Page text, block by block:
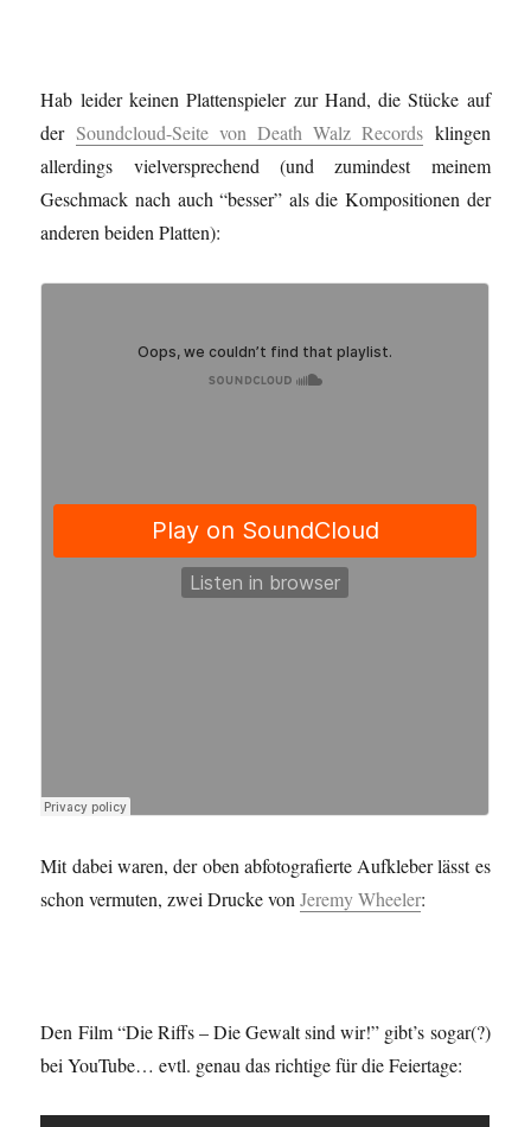
Hab leider keinen Plattenspieler zur Hand, die Stücke auf
der Soundcloud-Seite von Death Walz Records klingen
allerdings vielversprechend (und zumindest meinem
Geschmack nach auch “besser” als die Kompositionen der
anderen beiden Platten):
Mit dabei waren, der oben abfotografierte Aufkleber lässt es
schon vermuten, zwei Drucke vonJeremy Wheeler:
Den Film “Die Riffs – Die Gewalt sind wir!” gibt’s sogar(?)
bei YouTube… evtl. genau das richtige für die Feiertage: